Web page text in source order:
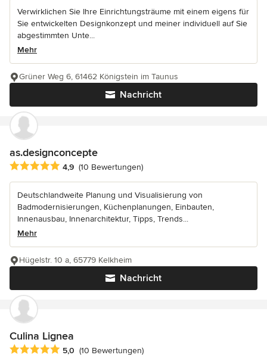
Verwirklichen Sie Ihre Einrichtungsträume mit einem eigens für
Sie entwickelten Designkonzept und meiner individuell auf Sie
abgestimmten Unte...
Mehr
Nachricht
Grüner Weg 6, 61462 Königstein im Taunus
as.designconcepte
Durchschnittliche Bewertung: 4.9 von 5 Sternen
4,9 (10 Bewertungen)
Deutschlandweite Planung und Visualisierung von
Badmodernisierungen, Küchenplanungen, Einbauten,
Innenausbau, Innenarchitektur, Tipps, Trends...
Mehr
Nachricht
Hügelstr. 10 a, 65779 Kelkheim
Culina Lignea
Durchschnittliche Bewertung: 5 von 5 Sternen
5,0 (10 Bewertungen)